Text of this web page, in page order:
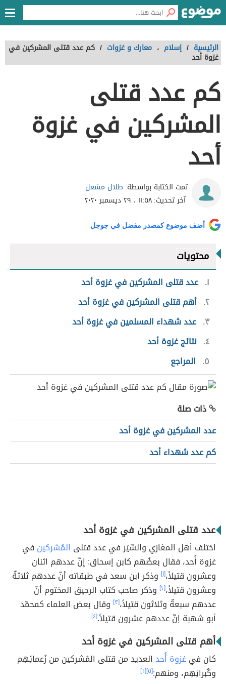
الرئيسية / إسلام ، معارك و غزوات / كم عدد قتلى المشركين في
غزوة أحد
كم عدد قتلى
المشركين في غزوة
أحد
تمت الكتابة بواسطة: طلال مشعل
آخر تحديث:١١:٥٨ ، ٢٩ ديسمبر ٢٠٢٠
أضف موضوع كمصدر مفضل في جوجل
محتويات
١ عدد قتلى المشركين في غزوة أحد
٢ أهم قتلى المشركين في غزوة أحد
٣ عدد شهداء المسلمين في غزوة أحد
٤ نتائج غزوة أحد
٥
المراجع
ذات صلة
عدد المشركين في غزوة أحد
كم عدد شهداء أحد
عدد قتلى المشركين في غزوة أحد
اختلف أهل المغازي والسِّيَر في عدد قتلى المُشركين في
غزوة أُحد، فقال بعضُهم كابن إسحاق: إنّ عددهم اثنان
وعشرون قتيلاً،[١] وذكر ابن سعد في طبقاته أنّ عددهم ثلاثةٌ
وعشرون قتيلاً،[٢]
وذكر صاحب كتاب الرحيق المختوم أنّ
عددهم سبعةٌ وثلاثون قتيلاً،[٣]
وقال بعض العلماء كمحمّد
أبو شهبة إنّ عددهم عشرون قتيلاً.[٤]
أهم قتلى المشركين في غزوة أحد
كان فيغزوة أُحد العديد من قتلى المُشركين من زُعمائِهِم
وكُبرائِهِم، ومنهم:[٥] [٦]